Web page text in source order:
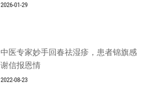
2026-01-29
中医专家妙手回春祛湿疹，患者锦旗感
谢信报恩情
2022-08-23